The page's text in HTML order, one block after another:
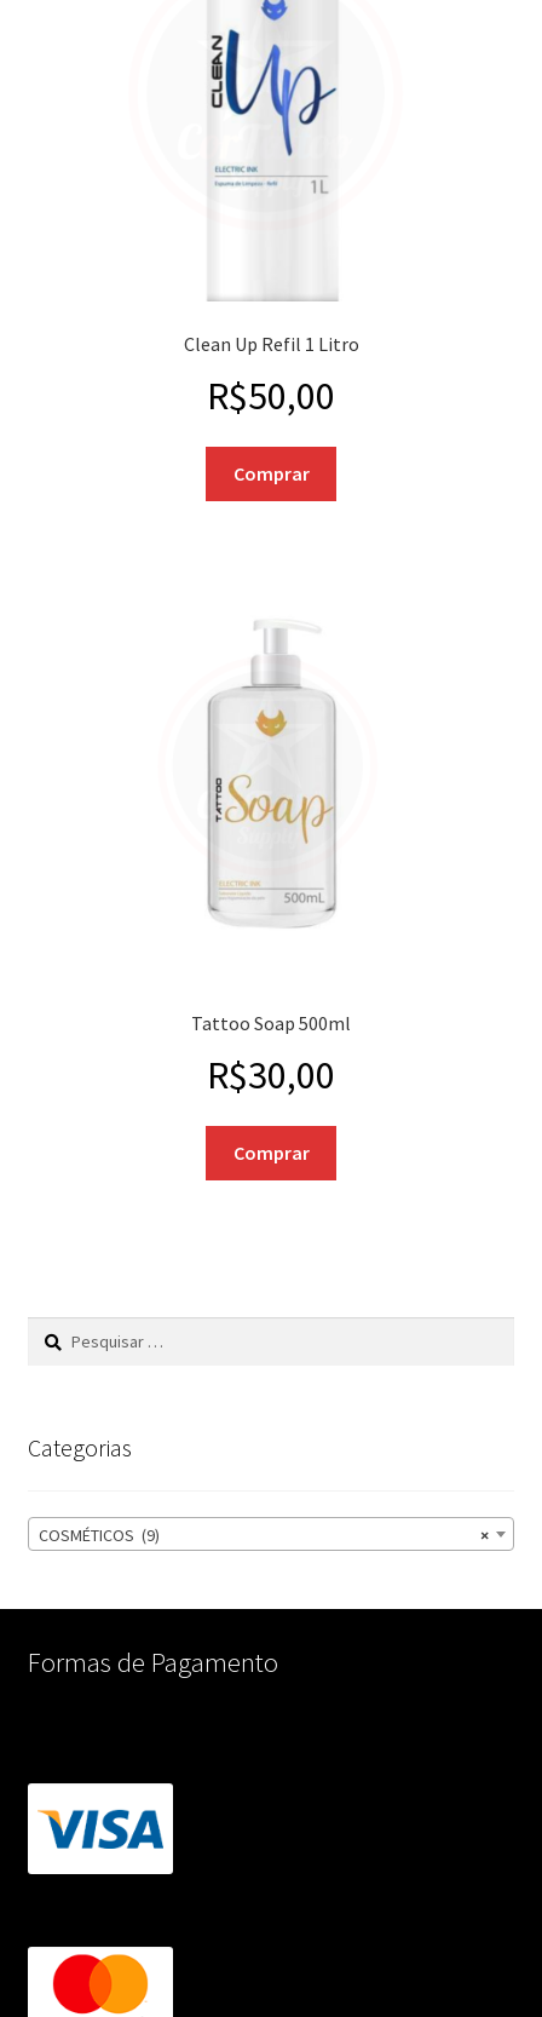
Clean Up Refil 1 Litro
R$50,00
Comprar
Tattoo Soap 500ml
R$30,00
Comprar
Pesquisar
Categorias
×
COSMÉTICOS (9)
Formas de Pagamento